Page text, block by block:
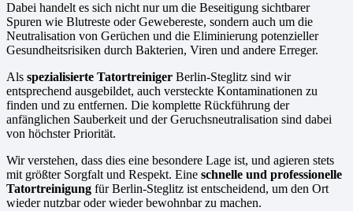
Dabei handelt es sich nicht nur um die Beseitigung sichtbarer
Spuren wie Blutreste oder Gewebereste, sondern auch um die
Neutralisation von Gerüchen und die Eliminierung potenzieller
Gesundheitsrisiken durch Bakterien, Viren und andere Erreger.
Als spezialisierte Tatortreiniger Berlin-Steglitz sind wir
entsprechend ausgebildet, auch versteckte Kontaminationen zu
finden und zu entfernen. Die komplette Rückführung der
anfänglichen Sauberkeit und der Geruchsneutralisation sind dabei
von höchster Priorität.
Wir verstehen, dass dies eine besondere Lage ist, und agieren stets
mit größter Sorgfalt und Respekt. Eine schnelle und professionelle
Tatortreinigung für Berlin-Steglitz ist entscheidend, um den Ort
wieder nutzbar oder wieder bewohnbar zu machen.